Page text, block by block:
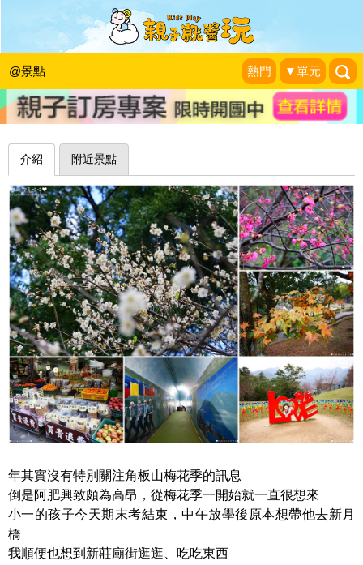
@景點 熱門 ▼單元
梅花、櫻花、楓葉，三大巨星齊聚一堂
～桃園角板山行館
❤珍妮佛的花草呢喃❤|2018-01-17
介紹 附近景點
年其實沒有特別關注角板山梅花季的訊息
倒是阿肥興致頗為高昂，從梅花季一開始就一直很想來
小一的孩子今天期末考結束，中午放學後原本想帶他去新月
橋
我順便也想到新莊廟街逛逛、吃吃東西